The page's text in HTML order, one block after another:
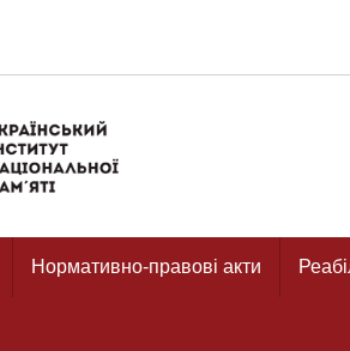
Нормативно-правові акти